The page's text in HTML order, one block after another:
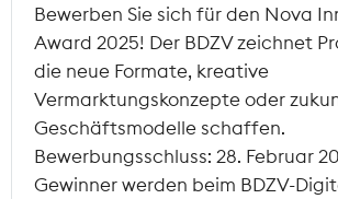
Bewerben Sie sich für den Nova
Award 2025! Der BDZV zeichnet
die neue Formate, kreative
Vermarktungskonzepte oder
Geschäftsmodelle schaffen.
Bewerbungsschluss: 28. Februar
Gewinner werden beim BDZV-